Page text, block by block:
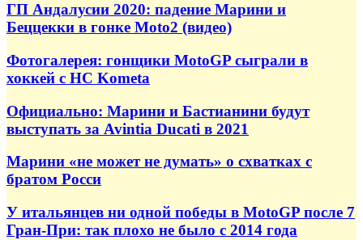
ГП Андалусии 2020: падение Марини и
Беццекки в гонке Moto2 (видео)
Фотогалерея: гонщики MotoGP сыграли в
хоккей с HC Kometa
Официально: Марини и Бастианини будут
выступать за Avintia Ducati в 2021
Марини «не может не думать» о схватках с
братом Росси
У итальянцев ни одной победы в MotoGP после 7
Гран-При: так плохо не было с 2014 года